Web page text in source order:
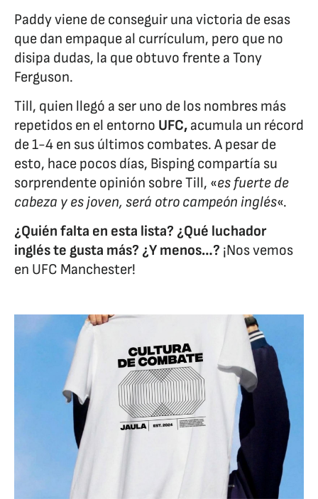
Paddy viene de conseguir una victoria de esas
que dan empaque al currículum, pero que no
disipa dudas, la que obtuvo frente a Tony
Ferguson.
Till, quien llegó a ser uno de los nombres más
repetidos en el entorno UFC, acumula un récord
de 1-4 en sus últimos combates. A pesar de
esto, hace pocos días, Bisping compartía su
sorprendente opinión sobre Till, «es fuerte de
cabeza y es joven, será otro campeón inglés«.
¿Quién falta en esta lista? ¿Qué luchador
inglés te gusta más? ¿Y menos…? ¡Nos vemos
en UFC Manchester!